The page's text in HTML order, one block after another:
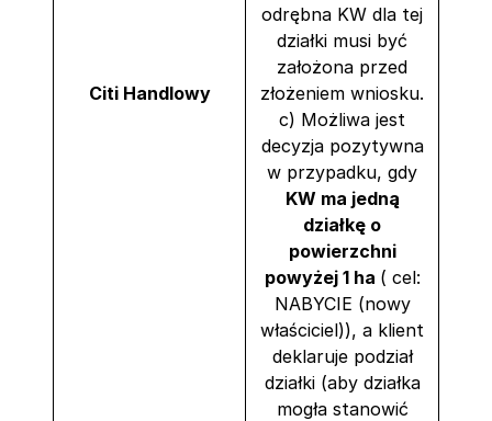
Citi Handlowy
odrębna KW dla tej
działki musi być
założona przed
złożeniem wniosku.
c) Możliwa jest
decyzja pozytywna
w przypadku, gdy
KW ma jedną
działkę o
powierzchni
powyżej 1 ha ( cel:
NABYCIE (nowy
właściciel)), a klient
deklaruje podział
działki (aby działka
mogła stanowić